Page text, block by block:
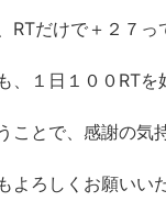
RTだけで＋２７っ
、１日１００RTを
ことで、感謝の気
よろしくお願いい